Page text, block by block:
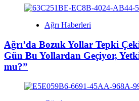
Ağrı Haberleri
Ağrı’da Bozuk Yollar Tepki
Gün Bu Yollardan Geçiyor,
mu?”